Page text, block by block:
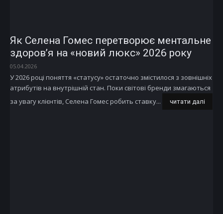
Як Селена Гомес перетворює ментальне
здоров’я на «новий люкс» 2026 року
05.04.2026
У 2026 році поняття «статусу» остаточно змістилося з зовнішніх
атрибутів на внутрішній стан. Поки світові бренди змагаються
за увагу клієнтів, Селена Гомес робить ставку...
читати далі